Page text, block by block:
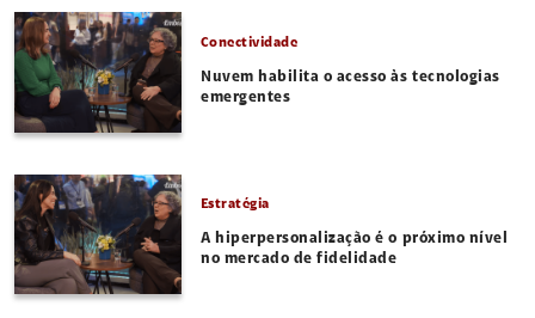
Conectividade
Nuvem habilita o acesso às tecnologias
emergentes
Estratégia
A hiperpersonalização é o próximo nível
no mercado de fidelidade